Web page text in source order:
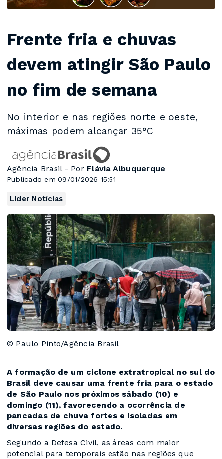
Frente fria e chuvas
devem atingir São Paulo
no fim de semana
No interior e nas regiões norte e oeste,
máximas podem alcançar 35°C
Agência Brasil - Por Flávia Albuquerque
Publicado em 09/01/2026 15:51
Líder Notícias
© Paulo Pinto/Agência Brasil
A formação de um ciclone extratropical no sul do
Brasil deve causar uma frente fria para o estado
de São Paulo nos próximos sábado (10) e
domingo (11), favorecendo a ocorrência de
pancadas de chuva fortes e isoladas em
diversas regiões do estado.
Segundo a Defesa Civil, as áreas com maior
potencial para temporais estão nas regiões que